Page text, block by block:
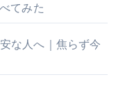
てみた
な人へ｜焦らず今